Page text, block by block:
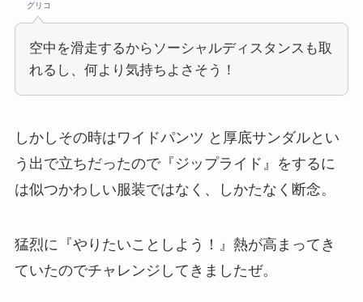
グリコ
空中を滑走するからソーシャルディスタンスも取
れるし、何より気持ちよさそう！
しかしその時はワイドパンツ と厚底サンダルとい
う出で立ちだったので『ジップライド』をするに
は似つかわしい服装ではなく、しかたなく断念。
猛烈に『やりたいことしよう！』熱が高まってき
ていたのでチャレンジしてきましたぜ。